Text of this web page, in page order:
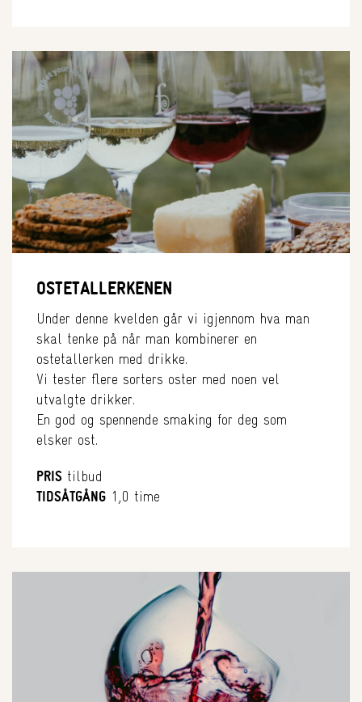
OSTETALLERKENEN
Under denne kvelden går vi igjennom hva man
skal tenke på når man kombinerer en
ostetallerken med drikke.
Vi tester flere sorters oster med noen vel
utvalgte drikker.
En god og spennende smaking for deg som
elsker ost.
PRIS tilbud
TIDSÅTGÅNG 1,0 time